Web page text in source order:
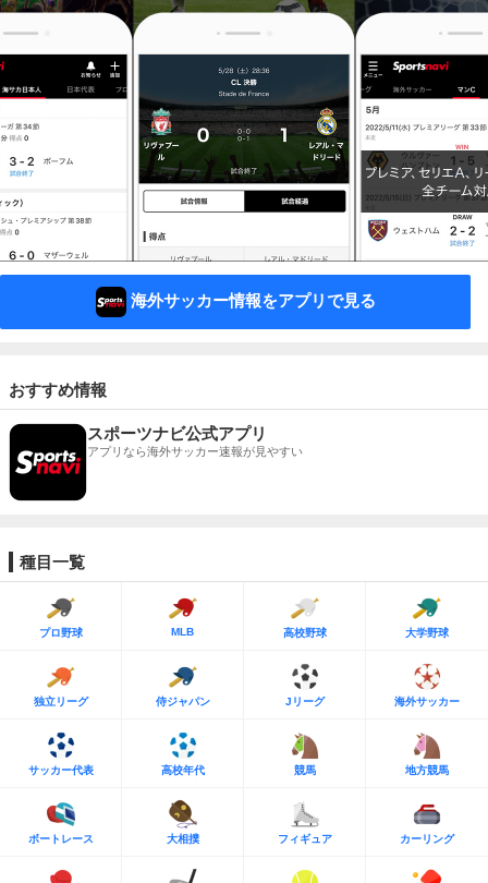
海外サッカー情報をアプリで見る
おすすめ情報
スポーツナビ公式アプリ
アプリなら海外サッカー速報が見やすい
種目一覧
プロ野球 MLB 高校野球 大学野球
独立リーグ 侍ジャパン Jリーグ 海外サッカー
サッカー代表 高校年代 競馬 地方競馬
ボートレース 大相撲 フィギュア カーリング